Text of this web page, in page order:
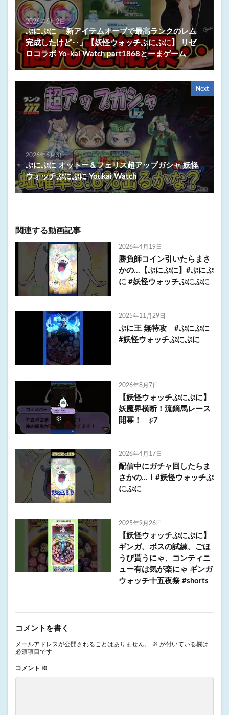
2026年6月2日
ぷにぷに 「新アイテムオーブで最高ランクのレム
完成したけど‥」【妖怪ウォッチぷにぷに】 リゼ
ロコラボ Yo-kai Watch part1868とーまゲーム
Next
2026年6月3日
ぷにぷに オットー＆フェリス超アップガシャ 妖怪
ウォッチぷにぷに Youkai Watch
関連する動画記事
2026年4月19日
勝負師コイン引いたらまさ
かの…【ぷにぷに】#ぷにぷ
に #妖怪ウォッチぷにぷに
2025年11月29日
ぷに王 無特攻 #ぷにぷに
#妖怪ウォッチぷにぷに
2026年8月7日
【妖怪ウォッチぷにぷに】
妖魔界横断！流鏑馬レース
開幕！ ♯7
2026年4月17日
配信中にガチャ回したらま
さかの…！#妖怪ウォッチぷ
にぷに
2025年9月26日
【妖怪ウォッチぷにぷに】
ギンガ、ボスの試練、ごほ
うび貰うにゃ、コンティニ
ュー有は気が楽にゃ ギンガ
ウォッチ十五夜祭 #shorts
コメントを書く
メールアドレスが公開されることはありません。 ※ が付いている欄は
必須項目です
コメント ※